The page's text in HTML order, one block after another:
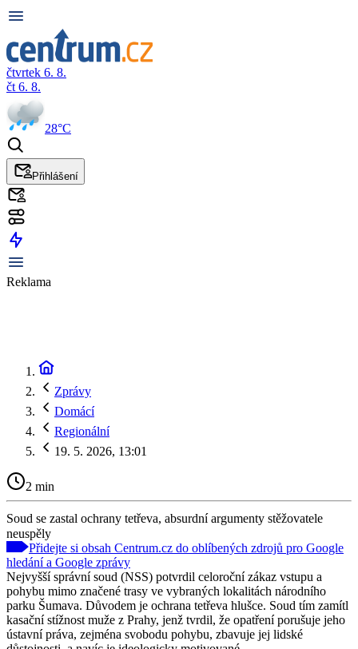
čtvrtek 6. 8.
čt 6. 8.
28°C
Přihlášení
Reklama
Zprávy
Domácí
Regionální
19. 5. 2026, 13:01
2 min
Soud se zastal ochrany tetřeva, absurdní argumenty stěžovatele
neuspěly
Přidejte si obsah Centrum.cz do oblíbených zdrojů pro Google
hledání a Google zprávy
Nejvyšší správní soud (NSS) potvrdil celoroční zákaz vstupu a
pohybu mimo značené trasy ve vybraných lokalitách národního
parku Šumava. Důvodem je ochrana tetřeva hlušce. Soud tím zamítl
kasační stížnost muže z Prahy, jenž tvrdil, že opatření porušuje jeho
ústavní práva, zejména svobodu pohybu, zbavuje jej lidské